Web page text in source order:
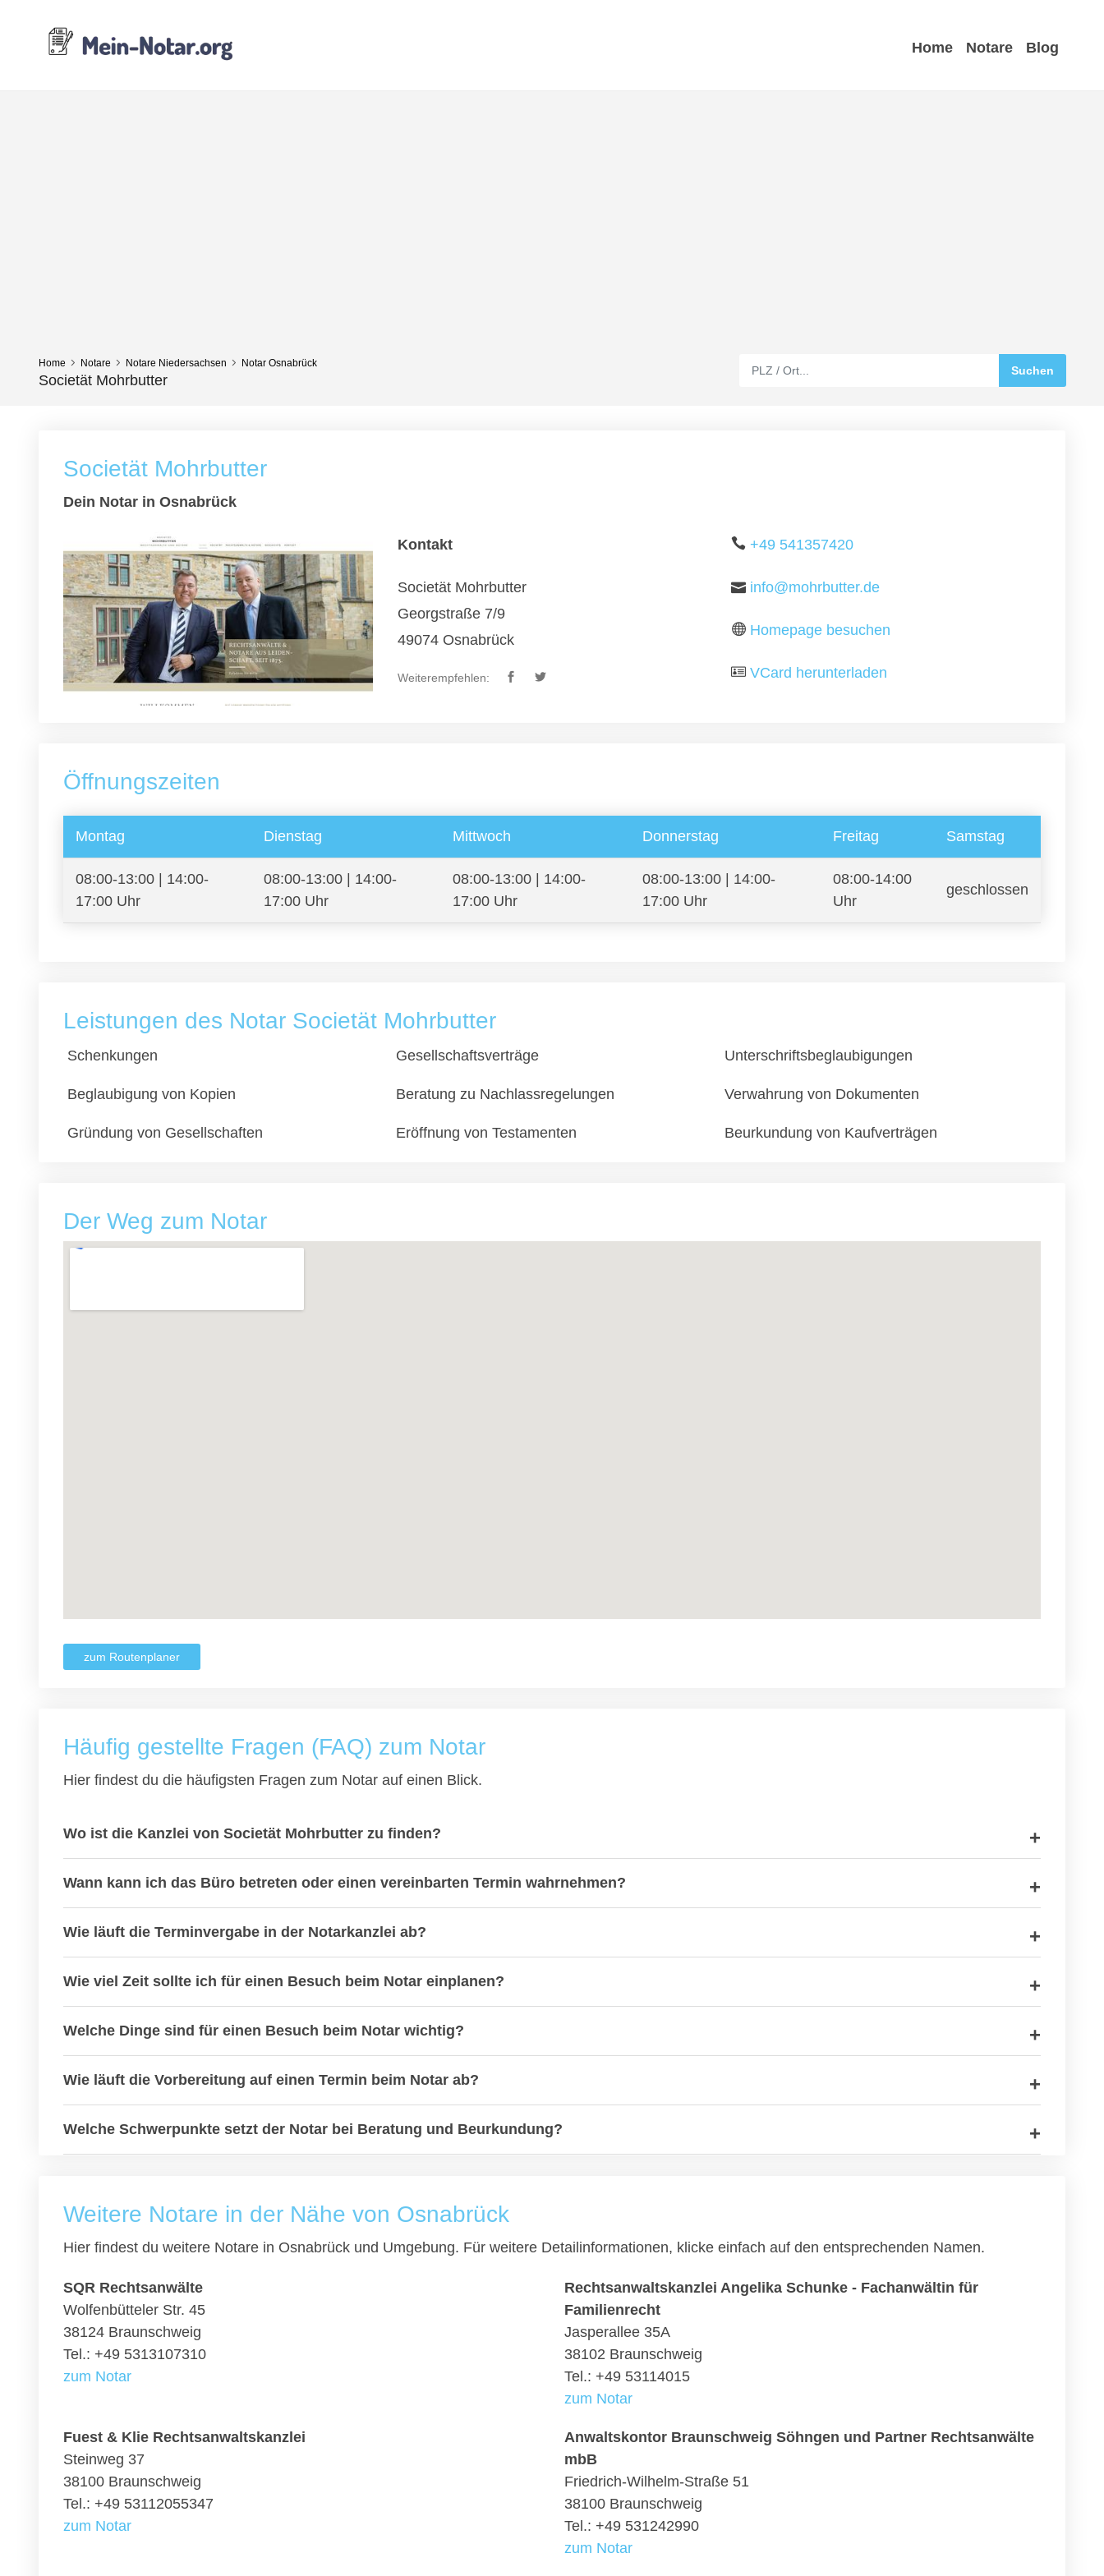
Home Notare Blog
Home Notare Notare Niedersachsen Notar Osnabrück
Societät Mohrbutter
Societät Mohrbutter
Dein Notar in Osnabrück
Kontakt
Societät Mohrbutter
Georgstraße 7/9
49074 Osnabrück
Weiterempfehlen:
+49 541357420
info@mohrbutter.de
Homepage besuchen
VCard herunterladen
Öffnungszeiten
Montag Dienstag Mittwoch Donnerstag Freitag Samstag
08:00-13:00 | 14:00-
17:00 Uhr
08:00-13:00 | 14:00-
17:00 Uhr
08:00-13:00 | 14:00-
17:00 Uhr
08:00-13:00 | 14:00-
17:00 Uhr
08:00-14:00
Uhr
geschlossen
Leistungen des Notar Societät Mohrbutter
Schenkungen Gesellschaftsverträge Unterschriftsbeglaubigungen
Beglaubigung von Kopien Beratung zu Nachlassregelungen Verwahrung von Dokumenten
Gründung von Gesellschaften Eröffnung von Testamenten Beurkundung von Kaufverträgen
Der Weg zum Notar
zum Routenplaner
Häufig gestellte Fragen (FAQ) zum Notar
Hier findest du die häufigsten Fragen zum Notar auf einen Blick.
Wo ist die Kanzlei von Societät Mohrbutter zu finden?
Wann kann ich das Büro betreten oder einen vereinbarten Termin wahrnehmen?
Wie läuft die Terminvergabe in der Notarkanzlei ab?
Wie viel Zeit sollte ich für einen Besuch beim Notar einplanen?
Welche Dinge sind für einen Besuch beim Notar wichtig?
Wie läuft die Vorbereitung auf einen Termin beim Notar ab?
Welche Schwerpunkte setzt der Notar bei Beratung und Beurkundung?
Weitere Notare in der Nähe von Osnabrück
Hier findest du weitere Notare in Osnabrück und Umgebung. Für weitere Detailinformationen, klicke einfach auf den entsprechenden Namen.
SQR Rechtsanwälte
Wolfenbütteler Str. 45
38124 Braunschweig
Tel.: +49 5313107310
zum Notar
Rechtsanwaltskanzlei Angelika Schunke - Fachanwältin für
Familienrecht
Jasperallee 35A
38102 Braunschweig
Tel.: +49 53114015
zum Notar
Fuest & Klie Rechtsanwaltskanzlei
Steinweg 37
38100 Braunschweig
Tel.: +49 53112055347
zum Notar
Anwaltskontor Braunschweig Söhngen und Partner Rechtsanwälte
mbB
Friedrich-Wilhelm-Straße 51
38100 Braunschweig
Tel.: +49 531242990
zum Notar